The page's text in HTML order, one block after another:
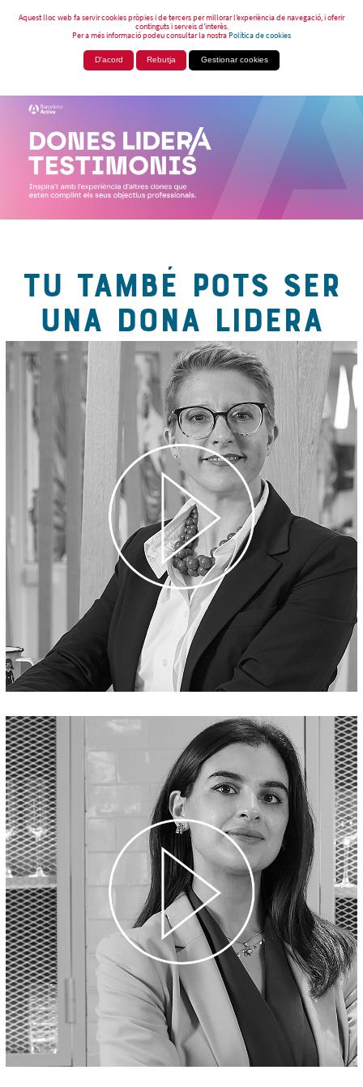
Aquest lloc web fa servir cookies pròpies i de tercers per millorar l’experiència de navegació, i oferir
continguts i serveis d’interès.
Per a més informació podeu consultar la nostraPolítica de cookies
D'acord Rebutja Gestionar cookies
TU TAMBÉ POTS SER
UNA DONA LIDERA